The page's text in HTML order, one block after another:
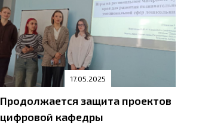
17.05.2025
Продолжается защита проектов
цифровой кафедры